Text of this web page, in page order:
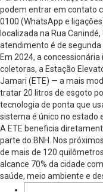
podem entrar em contato
0100 (WhatsApp e
localizada na Rua
atendimento é de segunda
Em 2024, a
coletoras, a Estação
Jamari (ETE) — a mais
tratar 20 litros de esgoto
tecnologia de ponta que
sistema é único no estado
A ETE beneficia
parte do BNH. Nos
de mais de 120
alcance 70% da cidade
saúde, meio ambiente e